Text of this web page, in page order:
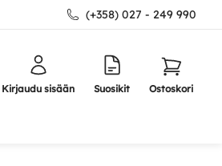
(+358) 027 - 249 990
Kirjaudu sisään Suosikit Ostoskori